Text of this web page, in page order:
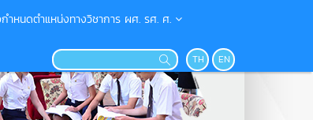
ำหนดตำแหน่งทางวิชาการ ผศ. รศ. ศ.
TH EN